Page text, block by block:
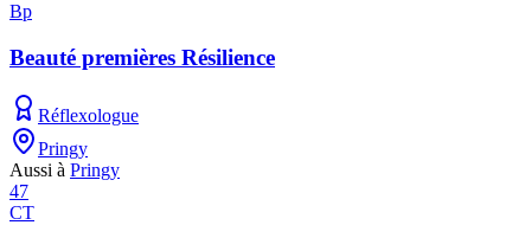
Bp
Beauté premières Résilience
Réflexologue
Pringy
Aussi à Pringy
47
CT